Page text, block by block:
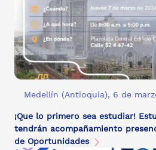
Medellín (Antioquia), 6 de
¡Que lo primero sea estudiar!
tendrán acompañamiento
de Oportunidades